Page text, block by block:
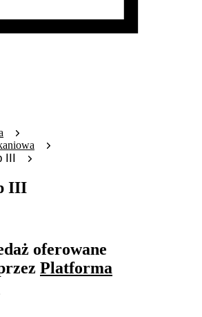
III
oferowane
Platforma